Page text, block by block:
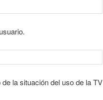
la situación del uso de la TV